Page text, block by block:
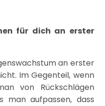
für dich an erster
an erster
Im Gegenteil, wenn
von Rückschlägen
man aufpassen, dass